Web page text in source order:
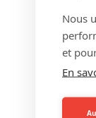
Nous
et
En